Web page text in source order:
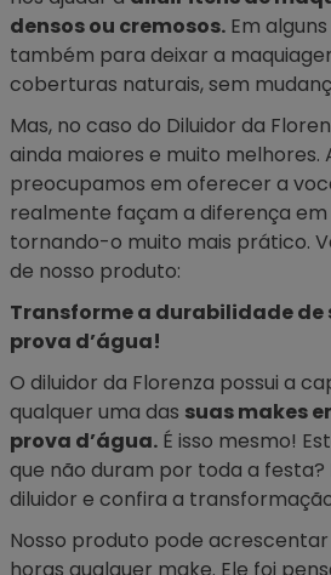
densos ou cremosos. Em
também para deixar a
coberturas naturais, sem
Mas, no caso do Diluidor da
ainda maiores e muito melhores.
preocupamos em oferecer a
realmente façam a diferença em
tornando-o muito mais prático.
de nosso produto:
Transforme a durabilidade de
prova d’água!
O diluidor da Florenza possui a
qualquer uma das suas makes
prova d’água. É isso mesmo!
que não duram por toda a festa?
diluidor e confira a
Nosso produto pode
horas qualquer make. Ele foi